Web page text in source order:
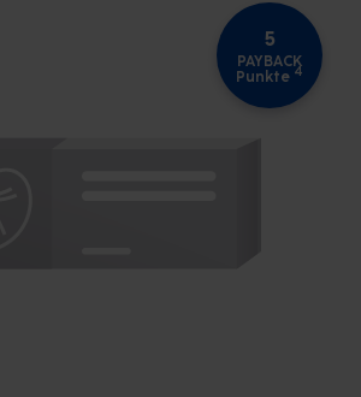
5
PAYBACK
Punkte 4